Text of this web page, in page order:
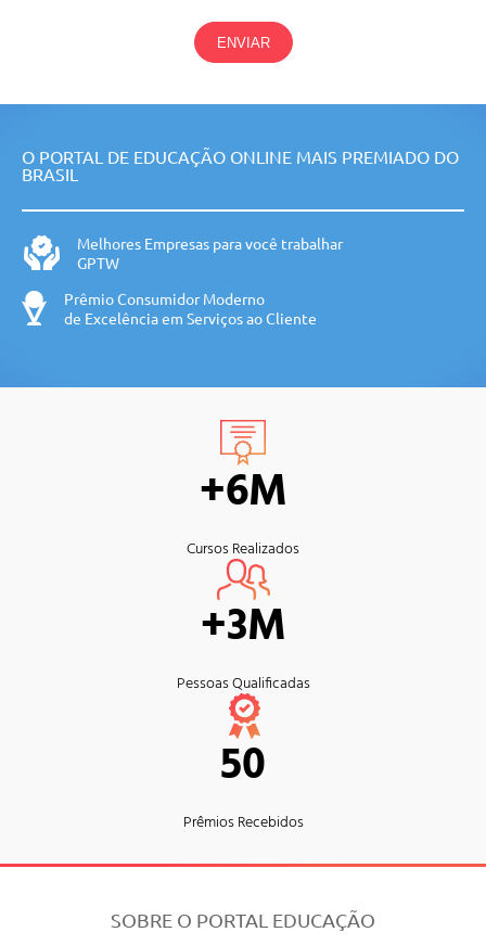
ENVIAR
O PORTAL DE EDUCAÇÃO ONLINE MAIS PREMIADO DO
BRASIL
Melhores Empresas para você trabalhar
GPTW
Prêmio Consumidor Moderno
de Excelência em Serviços ao Cliente
+6M
Cursos Realizados
+3M
Pessoas Qualificadas
50
Prêmios Recebidos
SOBRE O PORTAL EDUCAÇÃO